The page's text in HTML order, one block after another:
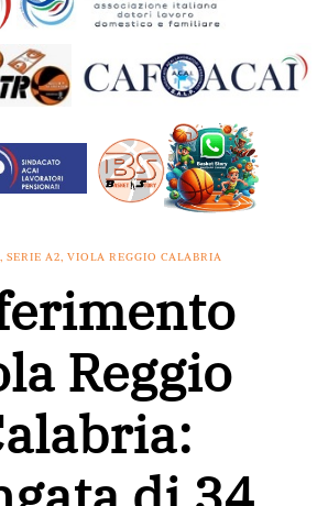
, SERIE A2, VIOLA REGGIO CALABRIA
Reggio